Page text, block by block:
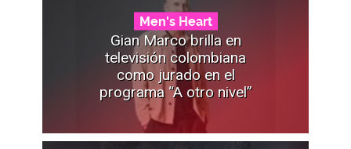
Men's Heart
Gian Marco brilla en
televisión colombiana
como jurado en el
programa “A otro nivel”